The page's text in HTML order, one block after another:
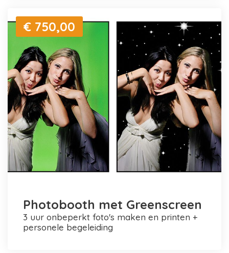
€ 750,00
Photobooth met Greenscreen
3 uur onbeperkt foto's maken en printen +
personele begeleiding